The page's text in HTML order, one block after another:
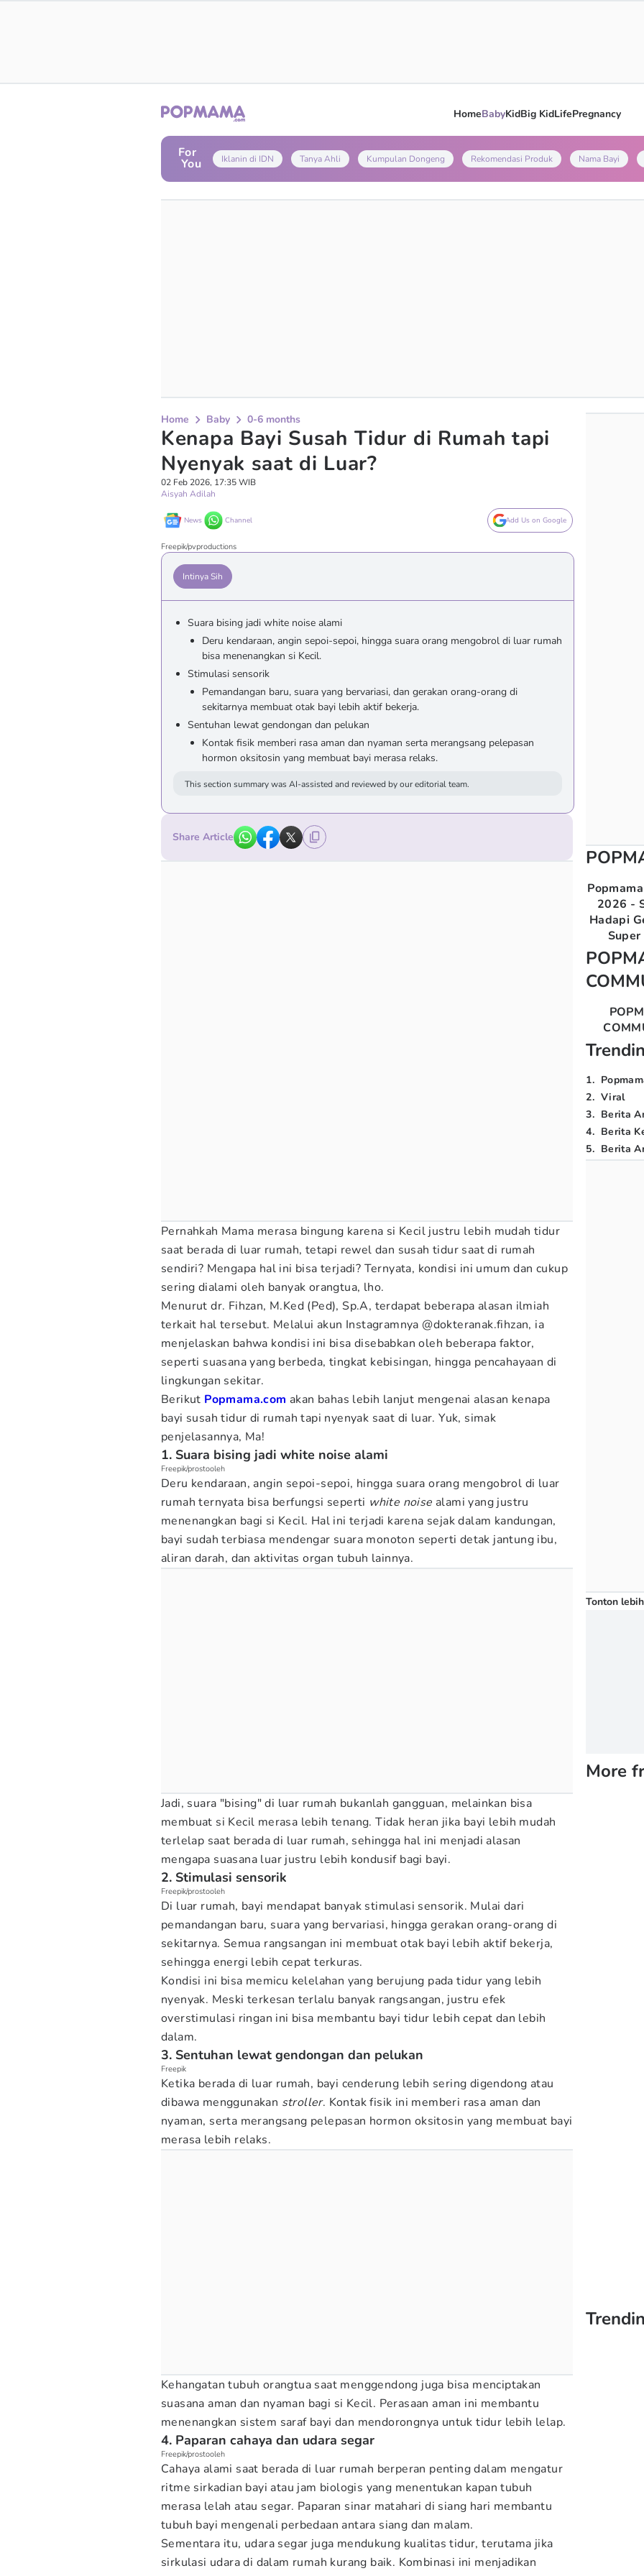
HomeBabyKidBig KidLifePregnancy
For
You Iklanin di IDN Tanya Ahli Kumpulan Dongeng Rekomendasi Produk Nama Bayi
Home Baby 0-6 months
Kenapa Bayi Susah Tidur di Rumah tapi
Nyenyak saat di Luar?
02 Feb 2026, 17:35 WIB
Aisyah Adilah
News Channel Add Us on Google
Freepik/pvproductions
Intinya Sih
Suara bising jadi white noise alami
Deru kendaraan, angin sepoi-sepoi, hingga suara orang mengobrol di luar rumah
bisa menenangkan si Kecil.
Stimulasi sensorik
Pemandangan baru, suara yang bervariasi, dan gerakan orang-orang di
sekitarnya membuat otak bayi lebih aktif bekerja.
Sentuhan lewat gendongan dan pelukan
Kontak fisik memberi rasa aman dan nyaman serta merangsang pelepasan
hormon oksitosin yang membuat bayi merasa relaks.
This section summary was AI-assisted and reviewed by our editorial team.
Share Article
Pernahkah Mama merasa bingung karena si Kecil justru lebih mudah tidur
saat berada di luar rumah, tetapi rewel dan susah tidur saat di rumah
sendiri? Mengapa hal ini bisa terjadi? Ternyata, kondisi ini umum dan cukup
sering dialami oleh banyak orangtua, lho.
Menurut dr. Fihzan, M.Ked (Ped), Sp.A, terdapat beberapa alasan ilmiah
terkait hal tersebut. Melalui akun Instagramnya @dokteranak.fihzan, ia
menjelaskan bahwa kondisi ini bisa disebabkan oleh beberapa faktor,
seperti suasana yang berbeda, tingkat kebisingan, hingga pencahayaan di
lingkungan sekitar.
Berikut Popmama.com akan bahas lebih lanjut mengenai alasan kenapa
bayi susah tidur di rumah tapi nyenyak saat di luar. Yuk, simak
penjelasannya, Ma!
1. Suara bising jadi white noise alami
Freepik/prostooleh
Deru kendaraan, angin sepoi-sepoi, hingga suara orang mengobrol di luar
rumah ternyata bisa berfungsi seperti white noise alami yang justru
menenangkan bagi si Kecil. Hal ini terjadi karena sejak dalam kandungan,
bayi sudah terbiasa mendengar suara monoton seperti detak jantung ibu,
aliran darah, dan aktivitas organ tubuh lainnya.
Jadi, suara "bising" di luar rumah bukanlah gangguan, melainkan bisa
membuat si Kecil merasa lebih tenang. Tidak heran jika bayi lebih mudah
terlelap saat berada di luar rumah, sehingga hal ini menjadi alasan
mengapa suasana luar justru lebih kondusif bagi bayi.
2. Stimulasi sensorik
Freepik/prostooleh
Di luar rumah, bayi mendapat banyak stimulasi sensorik. Mulai dari
pemandangan baru, suara yang bervariasi, hingga gerakan orang-orang di
sekitarnya. Semua rangsangan ini membuat otak bayi lebih aktif bekerja,
sehingga energi lebih cepat terkuras.
Kondisi ini bisa memicu kelelahan yang berujung pada tidur yang lebih
nyenyak. Meski terkesan terlalu banyak rangsangan, justru efek
overstimulasi ringan ini bisa membantu bayi tidur lebih cepat dan lebih
dalam.
3. Sentuhan lewat gendongan dan pelukan
Freepik
Ketika berada di luar rumah, bayi cenderung lebih sering digendong atau
dibawa menggunakan stroller. Kontak fisik ini memberi rasa aman dan
nyaman, serta merangsang pelepasan hormon oksitosin yang membuat bayi
merasa lebih relaks.
Kehangatan tubuh orangtua saat menggendong juga bisa menciptakan
suasana aman dan nyaman bagi si Kecil. Perasaan aman ini membantu
menenangkan sistem saraf bayi dan mendorongnya untuk tidur lebih lelap.
4. Paparan cahaya dan udara segar
Freepik/prostooleh
Cahaya alami saat berada di luar rumah berperan penting dalam mengatur
ritme sirkadian bayi atau jam biologis yang menentukan kapan tubuh
merasa lelah atau segar. Paparan sinar matahari di siang hari membantu
tubuh bayi mengenali perbedaan antara siang dan malam.
Sementara itu, udara segar juga mendukung kualitas tidur, terutama jika
sirkulasi udara di dalam rumah kurang baik. Kombinasi ini menjadikan
2026 -
Hadapi
1.
2. Viral
3. Berita
4. Berita
5. Berita
Tonton
More